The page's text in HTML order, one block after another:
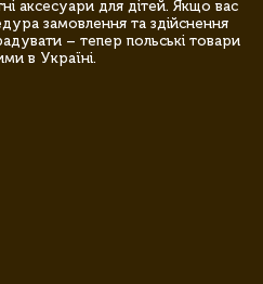
аксесуари для дітей. Якщо вас
замовлення та здійснення
– тепер польські товари
в Україні.